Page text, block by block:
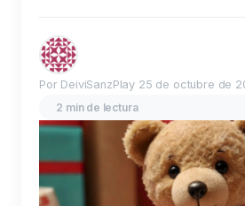
Por DeiviSanzPlay 25 de octubre de
2 min de lectura